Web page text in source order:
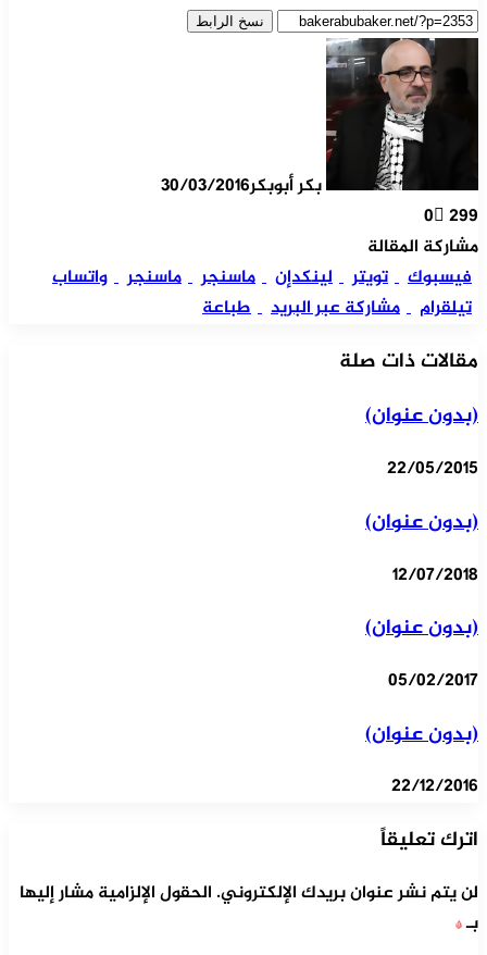
نسخ الرابط
بكر أبوبكر30/03/2016
0 299
مشاركة المقالة
فيسبوك
تويتر لينكدإن ماسنجر ماسنجر
واتساب
تيلقرام
مشاركة عبر البريد طباعة
مقالات ذات صلة
(بدون عنوان)
22/05/2015
(بدون عنوان)
12/07/2018
(بدون عنوان)
05/02/2017
(بدون عنوان)
22/12/2016
اترك تعليقاً
لن يتم نشر عنوان بريدك الإلكتروني. الحقول الإلزامية مشار إليها
بـ*